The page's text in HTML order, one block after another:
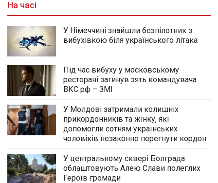
На часі
У Німеччині знайшли безпілотник з
вибухівкою біля українського літака
Під час вибуху у московському
ресторані загинув зять командувача
ВКС рф – ЗМІ
У Молдові затримали колишніх
прикордонників та жінку, які
допомогли сотням українських
чоловіків незаконно перетнути кордон
У центральному сквері Болграда
облаштовують Алею Слави полеглих
Героїв громади